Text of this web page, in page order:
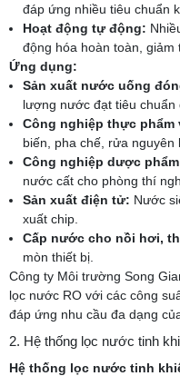
đáp ứng nhiều tiêu chuẩn
Hoạt động tự động:
động hóa hoàn toàn, giảm
Ứng dụng:
Sản xuất nước uống
lượng nước đạt tiêu chuẩn
Công nghiệp thực phẩm
biến, pha chế, rửa nguyên
Công nghiệp dược
nước cất cho phòng thí
Sản xuất điện tử: Nước
xuất chip.
Cấp nước cho nồi hơi,
mòn thiết bị.
Công ty Môi trường Song
lọc nước RO với các công
đáp ứng nhu cầu đa dạng
2. Hệ thống lọc nước tinh
Hệ thống lọc nước tinh